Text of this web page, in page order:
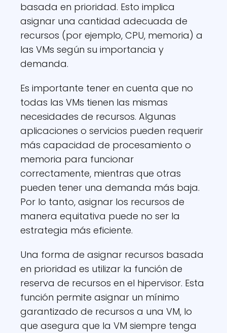
basada en prioridad. Esto implica
asignar una cantidad adecuada de
recursos (por ejemplo, CPU, memoria) a
las VMs según su importancia y
demanda.
Es importante tener en cuenta que no
todas las VMs tienen las mismas
necesidades de recursos. Algunas
aplicaciones o servicios pueden requerir
más capacidad de procesamiento o
memoria para funcionar
correctamente, mientras que otras
pueden tener una demanda más baja.
Por lo tanto, asignar los recursos de
manera equitativa puede no ser la
estrategia más eficiente.
Una forma de asignar recursos basada
en prioridad es utilizar la función de
reserva de recursos en el hipervisor. Esta
función permite asignar un mínimo
garantizado de recursos a una VM, lo
que asegura que la VM siempre tenga